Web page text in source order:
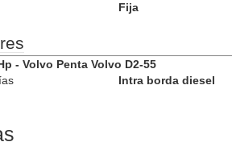
Fija
- Volvo Penta Volvo D2-55
Intra borda diesel